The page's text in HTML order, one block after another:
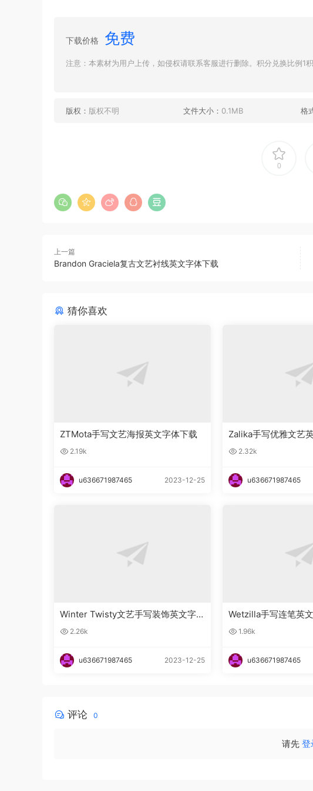
下载价格 免费
注意：本素材为用户上传，如侵权请联系客服进行删除。积分兑换比例1
版权： 版权不明 文件大小： 0.1MB 格
0
上一篇
Brandon Graciela复古文艺衬线英文字体下载
猜你喜欢
ZTMota手写文艺海报英文字体下载
2.19k
u636671987465 2023-12-25
Zalika手写优雅文艺
2.32k
u636671987465
Winter Twisty文艺手写装饰英文字
体下载
2.26k
u636671987465 2023-12-25
Wetzilla手写连笔英
1.96k
u636671987465
评论 0
请先 登